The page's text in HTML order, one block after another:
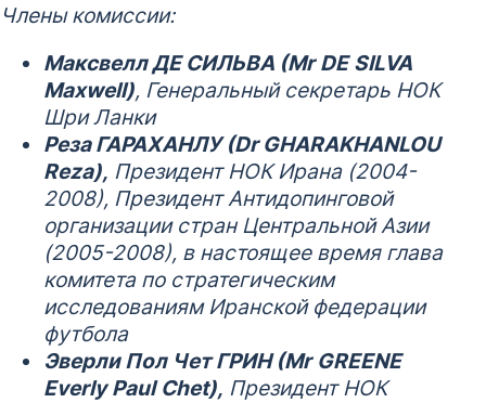
Члены комиссии:
Максвелл ДЕ СИЛЬВА (Mr DE SILVA
Maxwell), Генеральный секретарь НОК
Шри Ланки
Реза ГАРАХАНЛУ (Dr GHARAKHANLOU
Reza), Президент НОК Ирана (2004-
2008), Президент Антидопинговой
организации стран Центральной Азии
(2005-2008), в настоящее время глава
комитета по стратегическим
исследованиям Иранской федерации
футбола
Эверли Пол Чет ГРИН (Mr GREENE
Everly Paul Chet), Президент НОК